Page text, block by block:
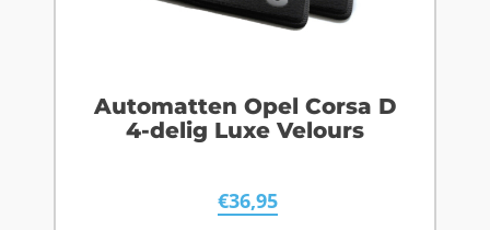
Automatten Opel Corsa D
4-delig Luxe Velours
€36,95